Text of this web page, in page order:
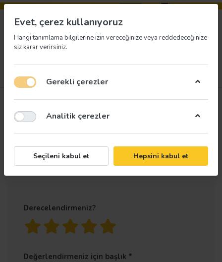
değerlendirmeleri
Oku Uyarı Levhası
Yalnızca kayıtlı kullanıcılar değerlendirme
yapabilir
Derecelendirmeniz?
Değerlendirmeniz için başlık
Evet, çerez kullanıyoruz
Hangi tanımlama bilgilerine izin vereceğinize veya reddedeceğinize
siz karar verirsiniz.
Gerekli çerezler
Analitik çerezler
Seçileni kabul et Hepsini kabul et